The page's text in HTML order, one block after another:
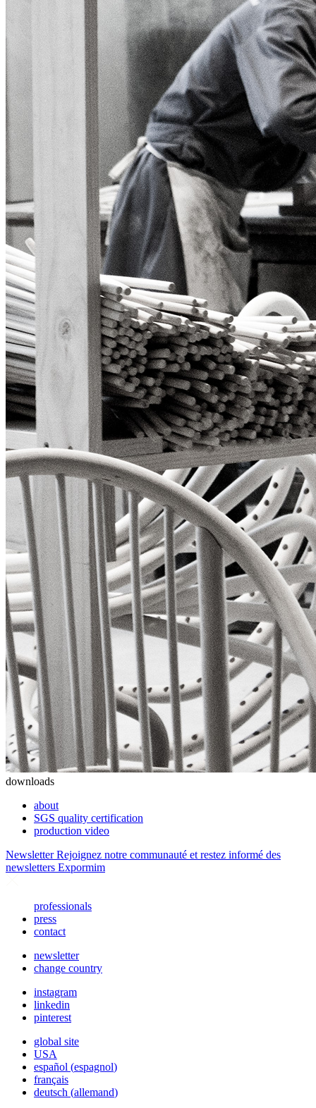
downloads
about
SGS quality certification
production video
Newsletter Rejoignez notre communauté et restez informé des
newsletters Expormim
professionals
press
contact
newsletter
change country
instagram
linkedin
pinterest
global site
USA
español (espagnol)
français
deutsch (allemand)